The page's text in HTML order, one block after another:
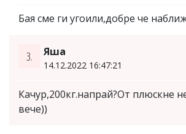
Бая сме ги угоили,добре че
3. Яша
14.12.2022 16:47:21
Качур,200кг.напрай?От плюскне
вече))